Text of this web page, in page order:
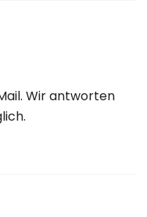
Wir antworten